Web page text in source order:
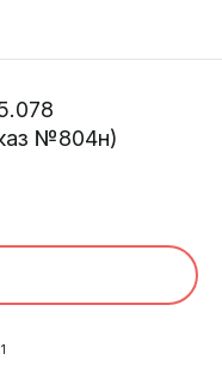
№804н)